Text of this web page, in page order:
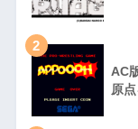
2
AC
原